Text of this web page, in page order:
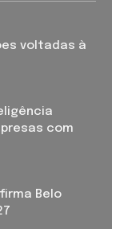
voltadas à
com
Belo